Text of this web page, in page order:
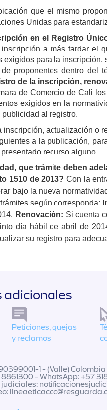
que el mismo
Unidas para
en el Registro
inscripción a más tardar el
exigidos para la
proponentes dentro del
de la inscripción,
de Comercio de Cali
exigidos en la
al registro.
actualización o
a la publicación,
recurso alguno.
que trámite deben
1510 de 2013? Con la
bajo la nueva
según corresponda:
Renovación: Si cuenta
día hábil de abril de
su registro para
adicionales
Peticiones, quejas
y reclamos
1 - (Valle) Colombia
- WhatsApp: +57